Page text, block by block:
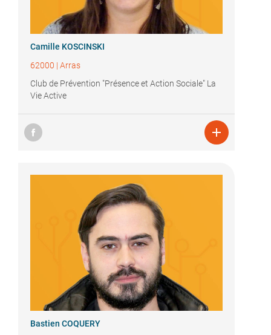
Camille KOSCINSKI
62000 | Arras
Club de Prévention "Présence et Action Sociale" La
Vie Active

Bastien COQUERY